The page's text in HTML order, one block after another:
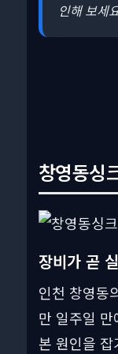
인해 보세
창영동싱
장비가 곧
인천 창영동
만 일주일
본 원인을